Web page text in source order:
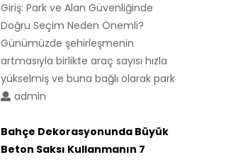
Giriş: Park ve Alan Güvenliğinde
Doğru Seçim Neden Önemli?
Günümüzde şehirleşmenin
artmasıyla birlikte araç sayısı hızla
yükselmiş ve buna bağlı olarak park
admin
Bahçe Dekorasyonunda Büyük
Beton Saksı Kullanmanın 7